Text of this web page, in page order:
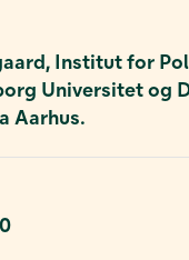
Institut for
Universitet og
Aarhus.